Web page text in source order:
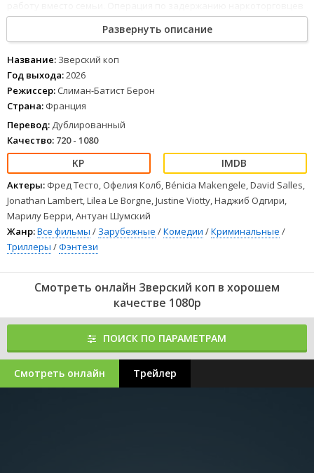
идёт не по плану, и Джефф получает ранение во время погони
за преступниками по зоопарку.
Выйдя из комы после сложной операции, Джефф обнаруживает
у себя невероятный дар: теперь он понимает язык животных.
Опасаясь, что его примут за сумасшедшего, Джефф хранит свою
способность в тайне и начинает использовать её при раскрытии
преступлений и в личной жизни.
12 34 5 67 8
Развернуть описание
Название: Зверский коп
Год выхода:2026
Режиссер: Слиман-Батист Берон
Страна: Франция
Перевод: Дублированный
Качество: 720 - 1080
Актеры: Фред Тесто, Офелия Колб, Bénicia Makengele, David Salles,
Jonathan Lambert, Lilea Le Borgne, Justine Viotty, Наджиб Одгири,
Марилу Берри, Антуан Шумский
Жанр:Все фильмы / Зарубежные /Комедии /Криминальные /
Триллеры /Фэнтези
Смотреть онлайн Зверский коп в хорошем
качестве 1080p
ПОИСК ПО ПАРАМЕТРАМ
Смотреть онлайн Трейлер